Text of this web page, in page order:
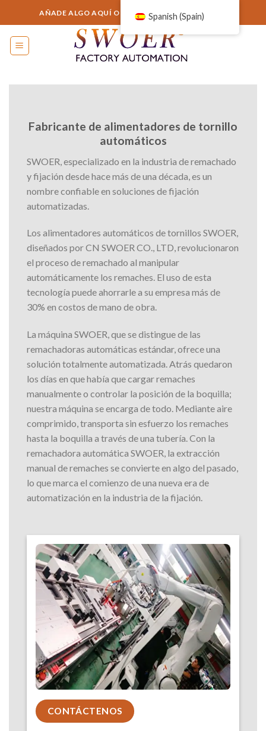
contenido
AÑADE ALGO AQUÍ O SIMPLEMENTE ELIMÍNALO...
Fabricante de alimentadores de tornillo
automáticos
SWOER, especializado en la industria de remachado
y fijación desde hace más de una década, es un
nombre confiable en soluciones de fijación
automatizadas.
Los alimentadores automáticos de tornillos SWOER,
diseñados por CN SWOER CO., LTD, revolucionaron
el proceso de remachado al manipular
automáticamente los remaches. El uso de esta
tecnología puede ahorrarle a su empresa más de
30% en costos de mano de obra.
La máquina SWOER, que se distingue de las
remachadoras automáticas estándar, ofrece una
solución totalmente automatizada. Atrás quedaron
los días en que había que cargar remaches
manualmente o controlar la posición de la boquilla;
nuestra máquina se encarga de todo. Mediante aire
comprimido, transporta sin esfuerzo los remaches
hasta la boquilla a través de una tubería. Con la
remachadora automática SWOER, la extracción
manual de remaches se convierte en algo del pasado,
lo que marca el comienzo de una nueva era de
automatización en la industria de la fijación.
CONTÁCTENOS
Spanish (Spain)